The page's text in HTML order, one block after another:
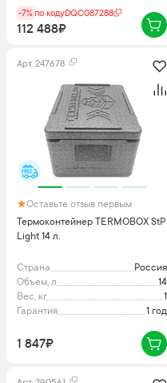
-7%по кодуDQC087288
112 488₽
Арт. 247678
Оставьте отзыв первым
Термоконтейнер TERMOBOX StP
Light 14 л.
Страна
Россия
Объем, л
14
Вес, кг
1
Гарантия
1 год
1 847₽